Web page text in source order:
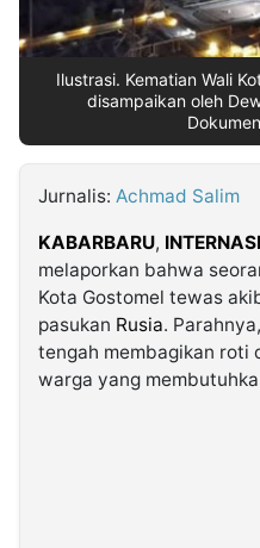
Kabarbaru.co
Ilustrasi. Kematian Wali
disampaikan oleh
Jurnalis: Achmad Salim
KABARBARU,
melaporkan bahwa
Kota Gostomel tewas
pasukan Rusia.
tengah membagikan roti
warga yang